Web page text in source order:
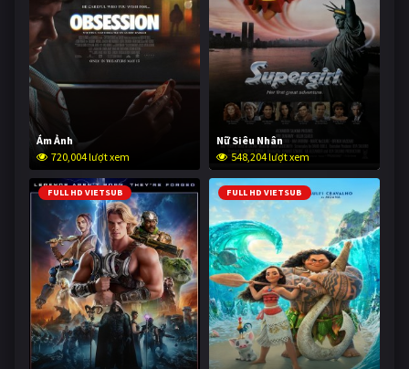
Ám Ảnh
720,004 lượt xem
Nữ Siêu Nhân
548,204 lượt xem
FULL HD VIETSUB FULL HD VIETSUB